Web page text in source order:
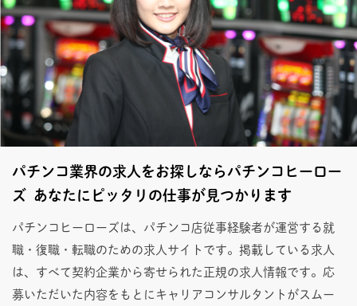
パチンコ業界の求人をお探しならパチンコヒーロー
ズ あなたにピッタリの仕事が見つかります
パチンコヒーローズは、パチンコ店従事経験者が運営する就
職・復職・転職のための求人サイトです。掲載している求人
は、すべて契約企業から寄せられた正規の求人情報です。応
募いただいた内容をもとにキャリアコンサルタントがスムー